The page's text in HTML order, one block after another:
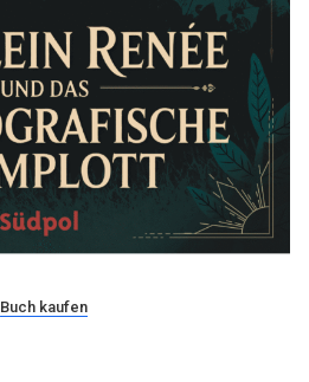
Buch kaufen